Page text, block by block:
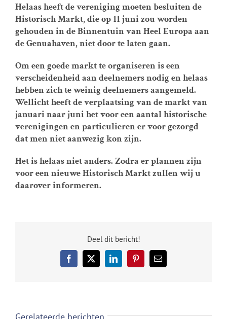
Helaas heeft de vereniging moeten besluiten de
Historisch Markt, die op 11 juni zou worden
gehouden in de Binnentuin van Heel Europa aan
de Genuahaven, niet door te laten gaan.
Om een goede markt te organiseren is een
verscheidenheid aan deelnemers nodig en helaas
hebben zich te weinig deelnemers aangemeld.
Wellicht heeft de verplaatsing van de markt van
januari naar juni het voor een aantal historische
verenigingen en particulieren er voor gezorgd
dat men niet aanwezig kon zijn.
Het is helaas niet anders. Zodra er plannen zijn
voor een nieuwe Historisch Markt zullen wij u
daarover informeren.
Deel dit bericht!
Facebook
X LinkedInPinterest
E-